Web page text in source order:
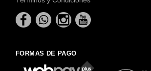
FORMAS DE PAGO